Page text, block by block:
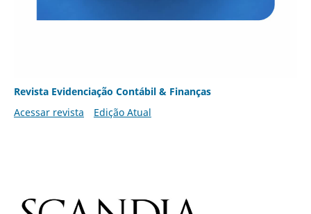
Revista Evidenciação Contábil & Finanças
Acessar revista
Edição Atual